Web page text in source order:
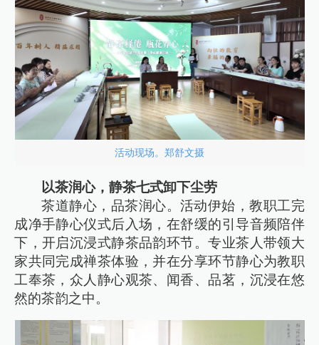
活动现场。郑舒文摄
以茶润心，静茶七式卸下尘劳
茶道静心，品茶润心。活动伊始，教职工完
成净手静心仪式后入场，在舒缓的引导音频陪伴
下，开启沉浸式静茶品韵环节。专业茶人带领大
家共同完成禅茶体验，并在分享环节静心为教职
工奉茶，众人静心观茶、闻香、品茗，沉浸在悠
然的茶韵之中。